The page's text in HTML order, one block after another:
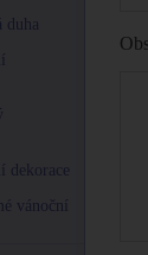
duha
dekorace
vánoční